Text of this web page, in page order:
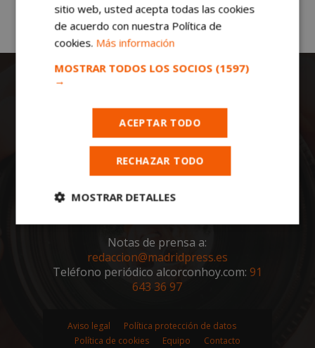
Todas las noticias de Alcorcón en
toda la actualidad, noticias, eventos, ocio y
Notas de prensa a:
redaccion@madridpress.es
Teléfono periódico alcorconhoy.com: 91
643 36 97
Aviso legal
Política protección de datos
Política de cookies
Equipo Contacto
sitio web, usted acepta todas las cookies
de acuerdo con nuestra Política de
cookies. Más información
MOSTRAR TODOS LOS SOCIOS (1597)
→
ACEPTAR TODO
RECHAZAR TODO
MOSTRAR DETALLES
Cookies
estrictamente
necesarias
Cookies de
rendimiento